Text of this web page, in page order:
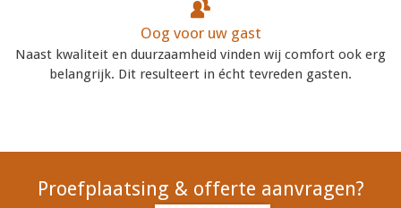
Oog voor uw gast
Naast kwaliteit en duurzaamheid vinden wij comfort ook erg
belangrijk. Dit resulteert in écht tevreden gasten.
Proefplaatsing & offerte aanvragen?